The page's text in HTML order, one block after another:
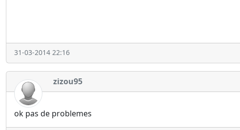
31-03-2014 22:16
zizou95
ok pas de problemes